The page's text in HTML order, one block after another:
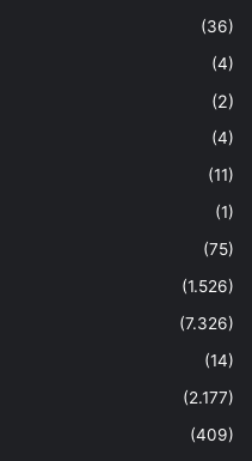
(36)
(4)
(2)
(4)
(11)
(1)
(75)
(1.526)
(7.326)
(14)
(2.177)
(409)